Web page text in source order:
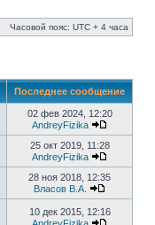
Часовой пояс: UTC + 4 часа
Последнее сообщение
02 фев 2024, 12:20
AndreyFizika
25 окт 2019, 11:28
AndreyFizika
28 ноя 2018, 12:35
Власов В.А.
10 дек 2015, 12:16